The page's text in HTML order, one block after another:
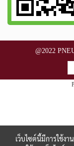
@2022
เว็บไซต์นี้มีการใช้ง